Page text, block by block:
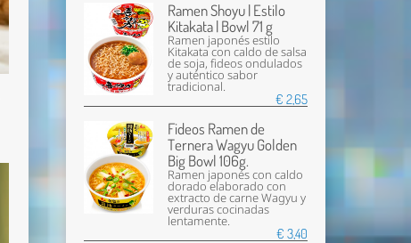
Ramen Shoyu | Estilo
Kitakata | Bowl 71 g
Ramen japonés estilo
Kitakata con caldo de salsa
de soja, fideos ondulados
y auténtico sabor
tradicional.
€ 2,65
Fideos Ramen de
Ternera Wagyu Golden
Big Bowl 106g.
Ramen japonés con caldo
dorado elaborado con
extracto de carne Wagyu y
verduras cocinadas
lentamente.
€ 3,40